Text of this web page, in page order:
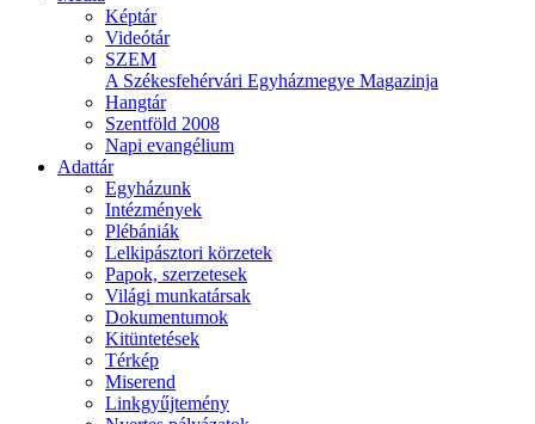
Képtár
Videótár
SZEM
A Székesfehérvári Egyházmegye Magazinja
Hangtár
Szentföld 2008
Napi evangélium
Adattár
Egyházunk
Intézmények
Plébániák
Lelkipásztori körzetek
Papok, szerzetesek
Világi munkatársak
Dokumentumok
Kitüntetések
Térkép
Miserend
Linkgyűjtemény